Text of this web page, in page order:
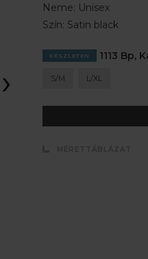
›
Neme: Unisex
Szín: Satin black
KÉSZLETEN 1113 Bp,
S/M L/XL